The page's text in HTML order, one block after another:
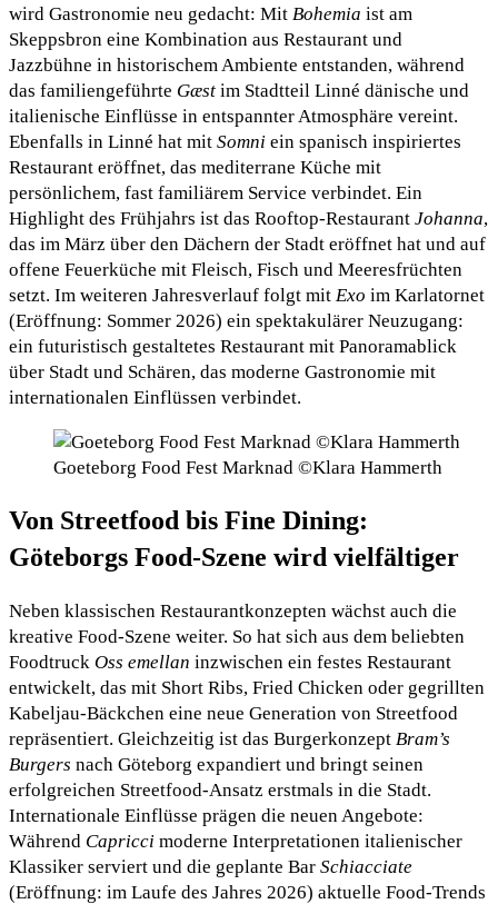
wird Gastronomie neu gedacht: Mit Bohemia ist am
Skeppsbron eine Kombination aus Restaurant und
Jazzbühne in historischem Ambiente entstanden, während
das familiengeführte Gæst im Stadtteil Linné dänische und
italienische Einflüsse in entspannter Atmosphäre vereint.
Ebenfalls in Linné hat mit Somni ein spanisch inspiriertes
Restaurant eröffnet, das mediterrane Küche mit
persönlichem, fast familiärem Service verbindet. Ein
Highlight des Frühjahrs ist das Rooftop-Restaurant Johanna,
das im März über den Dächern der Stadt eröffnet hat und auf
offene Feuerküche mit Fleisch, Fisch und Meeresfrüchten
setzt. Im weiteren Jahresverlauf folgt mit Exo im Karlatornet
(Eröffnung: Sommer 2026) ein spektakulärer Neuzugang:
ein futuristisch gestaltetes Restaurant mit Panoramablick
über Stadt und Schären, das moderne Gastronomie mit
internationalen Einflüssen verbindet.
Goeteborg Food Fest Marknad ©Klara Hammerth
Von Streetfood bis Fine Dining:
Göteborgs Food-Szene wird vielfältiger
Neben klassischen Restaurantkonzepten wächst auch die
kreative Food-Szene weiter. So hat sich aus dem beliebten
Foodtruck Oss emellan inzwischen ein festes Restaurant
entwickelt, das mit Short Ribs, Fried Chicken oder gegrillten
Kabeljau-Bäckchen eine neue Generation von Streetfood
repräsentiert. Gleichzeitig ist das Burgerkonzept Bram’s
Burgers nach Göteborg expandiert und bringt seinen
erfolgreichen Streetfood-Ansatz erstmals in die Stadt.
Internationale Einflüsse prägen die neuen Angebote:
Während Capricci moderne Interpretationen italienischer
Klassiker serviert und die geplante Bar Schiacciate
(Eröffnung: im Laufe des Jahres 2026) aktuelle Food-Trends